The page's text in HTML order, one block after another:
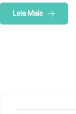
Leia Mais